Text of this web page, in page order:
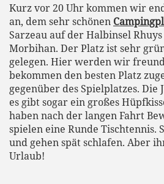
Kurz vor 20 Uhr kommen wir
an, dem sehr schönen
Sarzeau auf der Halbinsel
Morbihan. Der Platz ist sehr
gelegen. Hier werden wir
bekommen den besten Platz
gegenüber des Spielplatzes. Die
es gibt sogar ein großes
haben nach der langen Fahrt
spielen eine Runde Tischtennis.
und gehen spät schlafen. Aber
Urlaub!